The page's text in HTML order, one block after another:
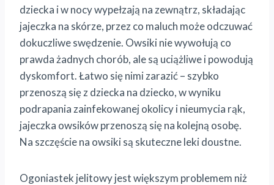
dziecka i w nocy wypełzają na zewnątrz, składając
jajeczka na skórze, przez co maluch może odczuwać
dokuczliwe swędzenie. Owsiki nie wywołują co
prawda żadnych chorób, ale są uciążliwe i powodują
dyskomfort. Łatwo się nimi zarazić – szybko
przenoszą się z dziecka na dziecko, w wyniku
podrapania zainfekowanej okolicy i nieumycia rąk,
jajeczka owsików przenoszą się na kolejną osobę.
Na szczęście na owsiki są skuteczne leki doustne.
Ogoniastek jelitowy jest większym problemem niż